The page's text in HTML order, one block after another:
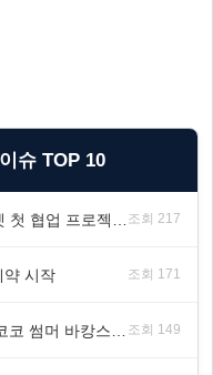
슈 TOP 10
조회 217
약 시작 조회 171
조회 149